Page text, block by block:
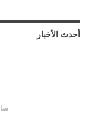
أحدث الأخبار